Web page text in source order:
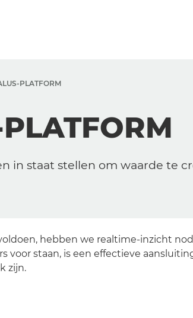
PLATFORM
in staat stellen om waarde te
hebben we realtime-inzicht
voor staan, is een effectieve
zijn.